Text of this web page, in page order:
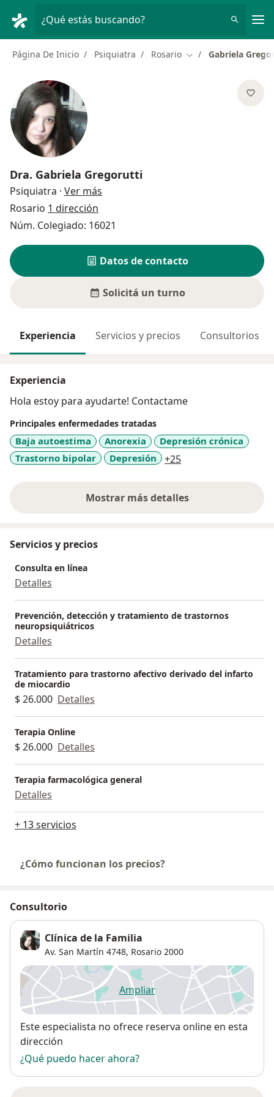
¿Qué estás buscando?
Página De Inicio Psiquiatra Rosario Cambiar de ciudad
Gabriela
Dra. Gabriela Gregorutti
Psiquiatra · Ver más
Rosario 1 dirección
Núm. Colegiado: 16021
Datos de contacto
Solicitá un turno
Experiencia Servicios y precios Consultorios
Experiencia
Hola estoy para ayudarte! Contactame
Principales enfermedades tratadas
Baja autoestima Anorexia
Depresión crónica
Trastorno bipolar
Depresión +25
Mostrar más detalles
sobre la experiencia
Servicios y precios
Consulta en línea
Detalles
Prevención, detección y tratamiento de trastornos
neuropsiquiátricos
Detalles
Tratamiento para trastorno afectivo derivado del infarto
de miocardio
$ 26.000 Detalles
Terapia Online
$ 26.000 Detalles
Terapia farmacológica general
Detalles
+ 13 servicios
¿Cómo funcionan los precios?
Consultorio
Clínica de la Familia
Av. San Martín 4748, Rosario 2000
Ampliarse abre en una nueva
Disponibilidad
Este especialista no ofrece reserva online en esta
dirección
¿Qué puedo hacer ahora?